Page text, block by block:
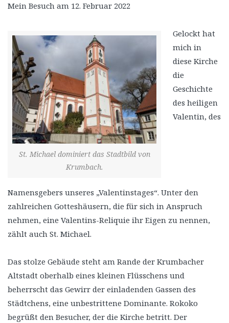
Mein Besuch am 12. Februar 2022
St. Michael dominiert das Stadtbild von
Krumbach.
Gelockt hat
mich in
diese Kirche
die
Geschichte
des heiligen
Valentin, des
Namensgebers unseres „Valentinstages“. Unter den
zahlreichen Gotteshäusern, die für sich in Anspruch
nehmen, eine Valentins-Reliquie ihr Eigen zu nennen,
zählt auch St. Michael.
Das stolze Gebäude steht am Rande der Krumbacher
Altstadt oberhalb eines kleinen Flüsschens und
beherrscht das Gewirr der einladenden Gassen des
Städtchens, eine unbestrittene Dominante. Rokoko
begrüßt den Besucher, der die Kirche betritt. Der